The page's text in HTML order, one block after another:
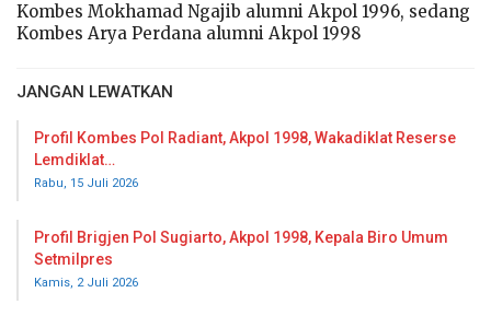
Kombes Mokhamad Ngajib alumni Akpol 1996, sedang
Kombes Arya Perdana alumni Akpol 1998
JANGAN LEWATKAN
Profil Kombes Pol Radiant, Akpol 1998, Wakadiklat Reserse
Lemdiklat…
Rabu, 15 Juli 2026
Profil Brigjen Pol Sugiarto, Akpol 1998, Kepala Biro Umum
Setmilpres
Kamis, 2 Juli 2026